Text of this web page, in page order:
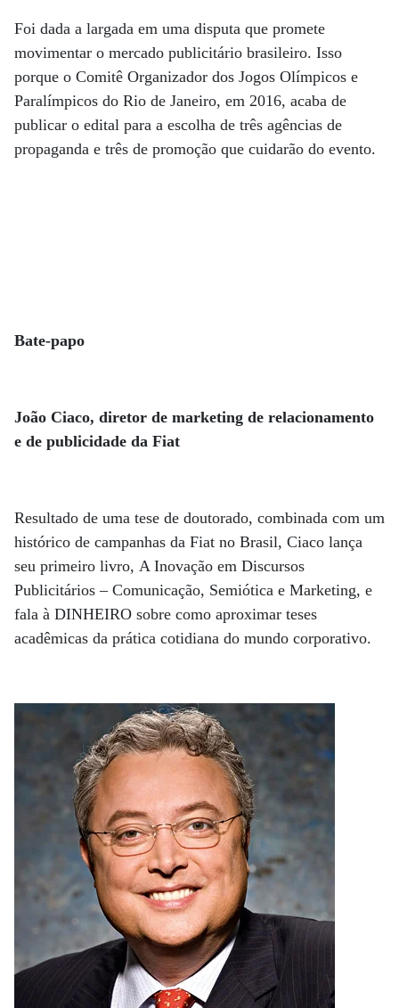
Foi dada a largada em uma disputa que promete
movimentar o mercado publicitário brasileiro. Isso
porque o Comitê Organizador dos Jogos Olímpicos e
Paralímpicos do Rio de Janeiro, em 2016, acaba de
publicar o edital para a escolha de três agências de
propaganda e três de promoção que cuidarão do evento.
Bate-papo
João Ciaco, diretor de marketing de relacionamento
e de publicidade da Fiat
Resultado de uma tese de doutorado, combinada com um
histórico de campanhas da Fiat no Brasil, Ciaco lança
seu primeiro livro, A Inovação em Discursos
Publicitários – Comunicação, Semiótica e Marketing, e
fala à DINHEIRO sobre como aproximar teses
acadêmicas da prática cotidiana do mundo corporativo.